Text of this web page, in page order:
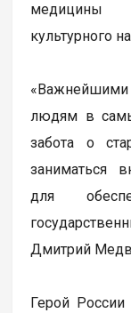
медицины
культурного
людям в
забота о
заниматься
для
Дмитрий
Герой